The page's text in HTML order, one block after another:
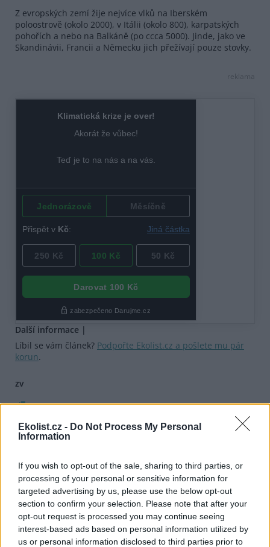
Ekolist.cz - Do Not Process My Personal
Information
If you wish to opt-out of the sale, sharing to third parties, or
processing of your personal or sensitive information for
targeted advertising by us, please use the below opt-out
section to confirm your selection. Please note that after your
opt-out request is processed you may continue seeing
interest-based ads based on personal information utilized by
us or personal information disclosed to third parties prior to
Z evropských zemí žije nejvíce vlků na Iberském
poloostrově (okolo 2000), v Itálii (okolo 800), karpatských
pohořích a nebo na Balkáně (po ccca 5000). Jinde, jako ve
Skandinávii, Francii a Německu jich přežívají pouze stovky.
reklama
Další informace |
Líbil se vám článek? Podpořte Ekolist.cz a pošlete mu pár
korun.
zv
tisknout poslat
Dále čtěte |
Fotopast zachytila unikát:
První vlčí štěňata po sto
Bobři dokážou udržet vodu i
ve vyprahlé krajině